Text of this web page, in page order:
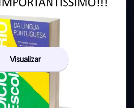
Visualizar